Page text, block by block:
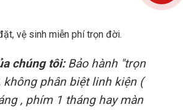
vệ sinh miễn phí trọn đời.
chúng tôi:Bảo hành "trọn
không phân biệt linh kiện (
, phím 1 tháng hay màn